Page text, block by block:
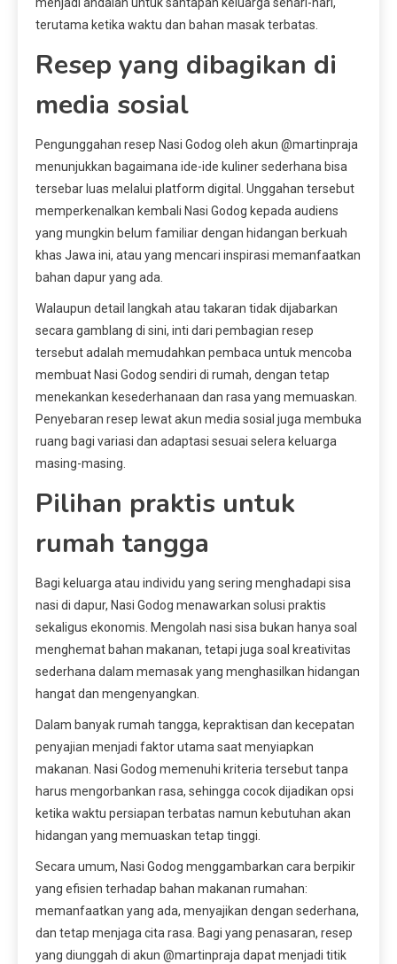
terutama ketika waktu dan bahan masak terbatas.
Resep yang dibagikan di
media sosial
Pengunggahan resep Nasi Godog oleh akun @martinpraja
menunjukkan bagaimana ide-ide kuliner sederhana bisa
tersebar luas melalui platform digital. Unggahan tersebut
memperkenalkan kembali Nasi Godog kepada audiens
yang mungkin belum familiar dengan hidangan berkuah
khas Jawa ini, atau yang mencari inspirasi memanfaatkan
bahan dapur yang ada.
Walaupun detail langkah atau takaran tidak dijabarkan
secara gamblang di sini, inti dari pembagian resep
tersebut adalah memudahkan pembaca untuk mencoba
membuat Nasi Godog sendiri di rumah, dengan tetap
menekankan kesederhanaan dan rasa yang memuaskan.
Penyebaran resep lewat akun media sosial juga membuka
ruang bagi variasi dan adaptasi sesuai selera keluarga
masing-masing.
Pilihan praktis untuk
rumah tangga
Bagi keluarga atau individu yang sering menghadapi sisa
nasi di dapur, Nasi Godog menawarkan solusi praktis
sekaligus ekonomis. Mengolah nasi sisa bukan hanya soal
menghemat bahan makanan, tetapi juga soal kreativitas
sederhana dalam memasak yang menghasilkan hidangan
hangat dan mengenyangkan.
Dalam banyak rumah tangga, kepraktisan dan kecepatan
penyajian menjadi faktor utama saat menyiapkan
makanan. Nasi Godog memenuhi kriteria tersebut tanpa
harus mengorbankan rasa, sehingga cocok dijadikan opsi
ketika waktu persiapan terbatas namun kebutuhan akan
hidangan yang memuaskan tetap tinggi.
Secara umum, Nasi Godog menggambarkan cara berpikir
yang efisien terhadap bahan makanan rumahan:
memanfaatkan yang ada, menyajikan dengan sederhana,
dan tetap menjaga cita rasa. Bagi yang penasaran, resep
yang diunggah di akun @martinpraja dapat menjadi titik